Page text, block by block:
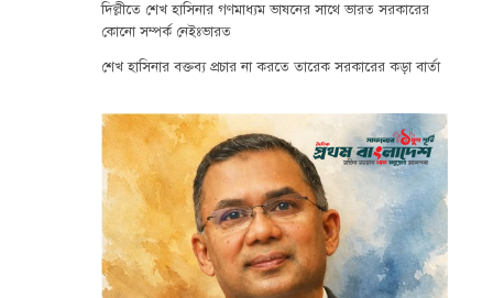
দিল্লীতে শেখ হাসিনার গণমাধ্যম ভাষনের সাথে ভারত সরকারের
কোনো সম্পর্ক নেইঃভারত
শেখ হাসিনার বক্তব্য প্রচার না করতে তারেক সরকারের কড়া বার্তা